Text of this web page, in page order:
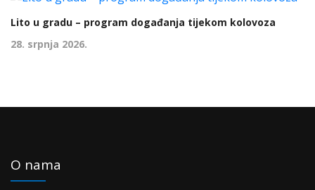
Lito u gradu – program događanja tijekom kolovoza
28. srpnja 2026.
O nama